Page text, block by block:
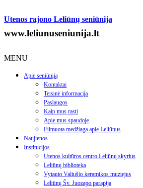
Utenos rajono Leliūnų seniūnija
www.leliunuseniunija.lt
MENU
Apie seniūniją
Kontaktai
Teisinė informacija
Paslaugos
Kaip mus rasti
Apie mus spaudoje
Filmuota medžiaga apie Leliūnus
Naujienos
Institucijos
Utenos kultūros centro Leliūnų skyrius
Leliūnų biblioteka
Vytauto Valiušio keramikos muziejus
Leliūnų Šv. Juozapo parapija